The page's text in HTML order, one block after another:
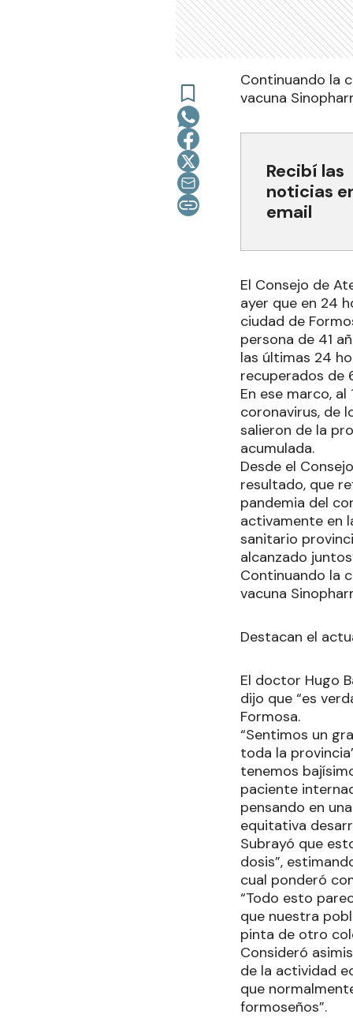
Continuando la
vacuna
Recibí las
noticias
email
El Consejo de
ayer que en 24
ciudad de
persona de 41
las últimas 24
recuperados de
En ese marco,
coronavirus, de
salieron de la
acumulada.
Desde el
resultado, que
pandemia del
activamente en
sanitario
alcanzado
Continuando la
vacuna
Destacan el
El doctor Hugo
dijo que “es
Formosa.
“Sentimos un
toda la
tenemos
paciente
pensando en
equitativa
Subrayó que
dosis”,
cual ponderó
“Todo esto
que nuestra
pinta de otro
Consideró
de la actividad
que
formoseños”.